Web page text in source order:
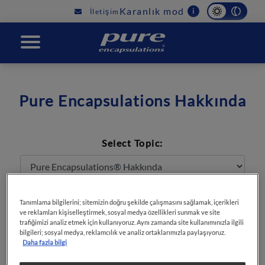
navigation
İletişim Karanlık mod i
PURE
Pure Encapsulations Hakkında
Select Topic:
Malzemelerinizi nereden tedarik
ediyorsunuz?
Tanımlama bilgilerini; sitemizin doğru şekilde çalışmasını sağlamak, içerikleri
ve reklamları kişiselleştirmek, sosyal medya özellikleri sunmak ve site
trafiğimizi analiz etmek için kullanıyoruz. Aynı zamanda site kullanımınızla ilgili
bilgileri; sosyal medya, reklamcılık ve analiz ortaklarımızla paylaşıyoruz.
Daha fazla bilgi